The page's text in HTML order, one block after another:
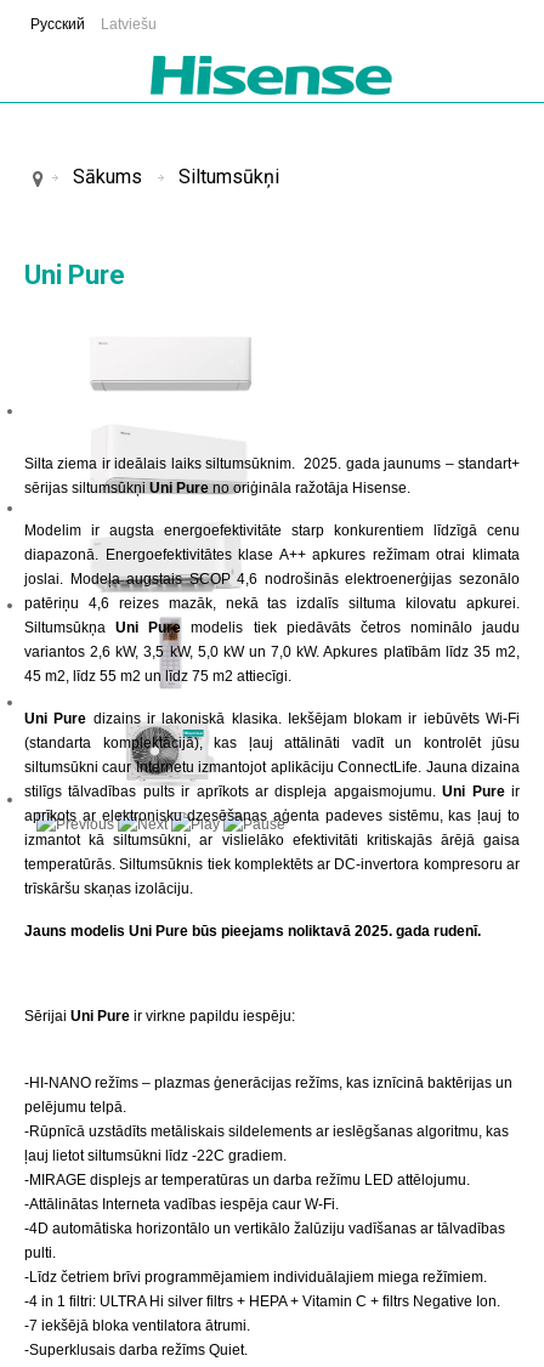
Русский Latviešu
Sākums Siltumsūkņi
Uni Pure
Silta ziema ir ideālais laiks siltumsūknim. 2025. gada jaunums – standart+
sērijas siltumsūkņi Uni Pureno oriģināla ražotāja Hisense.
Modelim ir augsta energoefektivitāte starp konkurentiem līdzīgā cenu
diapazonā. Energoefektivitātes klase A++ apkures režīmam otrai klimata
joslai. Modeļa augstais SCOP 4,6 nodrošinās elektroenerģijas sezonālo
patēriņu 4,6 reizes mazāk, nekā tas izdalīs siltuma kilovatu apkurei.
SiltumsūkņaUni Pure modelis tiek piedāvāts četros nominālo jaudu
variantos 2,6 kW, 3,5 kW, 5,0 kW un 7,0 kW. Apkures platībām līdz 35 m2,
45 m2, līdz 55 m2 un līdz 75 m2 attiecīgi.
Uni Pure dizains ir lakoniskā klasika. Iekšējam blokam ir iebūvēts Wi-Fi
(standarta komplektācijā), kas ļauj attālināti vadīt un kontrolēt jūsu
siltumsūkni caur Internetu izmantojot aplikāciju ConnectLife. Jauna dizaina
stilīgs tālvadības pults ir aprīkots ar displeja apgaismojumu.Uni Pureir
aprīkots ar elektronisku dzesēšanas aģenta padeves sistēmu, kas ļauj to
izmantot kā siltumsūkni, ar vislielāko efektivitāti kritiskajās ārējā gaisa
temperatūrās. Siltumsūknis tiek komplektēts ar DC-invertora kompresoru ar
trīskāršu skaņas izolāciju.
Jauns modelis Uni Pure būs pieejams noliktavā 2025. gada rudenī.
Sērijai Uni Pure ir virkne papildu iespēju:
-HI-NANO režīms – plazmas ģenerācijas režīms, kas iznīcinā baktērijas un
pelējumu telpā.
-Rūpnīcā uzstādīts metāliskais sildelements ar ieslēgšanas algoritmu, kas
ļauj lietot siltumsūkni līdz -22C gradiem.
-MIRAGE displejs ar temperatūras un darba režīmu LED attēlojumu.
-Attālinātas Interneta vadības iespēja caur W-Fi.
-4D automātiska horizontālo un vertikālo žalūziju vadīšanas ar tālvadības
pulti.
-Līdz četriem brīvi programmējamiem individuālajiem miega režīmiem.
-4 in 1 filtri: ULTRA Hi silver filtrs + HEPA + Vitamin C + filtrs Negative Ion.
-7 iekšējā bloka ventilatora ātrumi.
-Superklusais darba režīms Quiet.